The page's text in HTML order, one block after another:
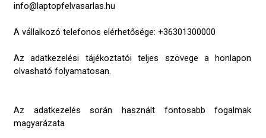
info@laptopfelvasarlas.hu
A vállalkozó telefonos elérhetősége: +36301300000
Az adatkezelési tájékoztatói teljes szövege a honlapon
olvasható folyamatosan.
Az adatkezelés során használt fontosabb fogalmak
magyarázata